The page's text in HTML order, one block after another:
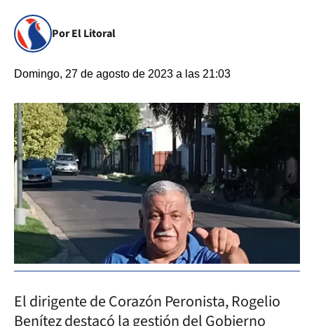
Por El Litoral
Domingo, 27 de agosto de 2023 a las 21:03
El dirigente de Corazón Peronista, Rogelio
Benítez destacó la gestión del Gobierno